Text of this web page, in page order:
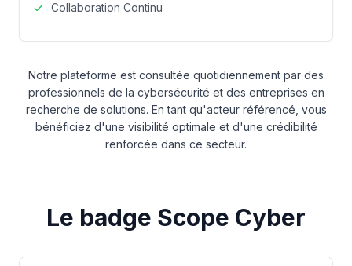
Collaboration Continu
Notre plateforme est consultée quotidiennement par des
professionnels de la cybersécurité et des entreprises en
recherche de solutions. En tant qu'acteur référencé, vous
bénéficiez d'une visibilité optimale et d'une crédibilité
renforcée dans ce secteur.
Le badge Scope Cyber